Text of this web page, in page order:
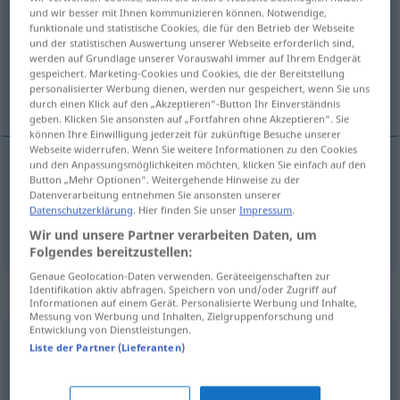
Übersicht aller Übersetzungen
(Für mehr Details die Übersetzung anklicken/antippen)
経済, 飲食店
経済 [keizai] Wirtschaft
飲食店 [inshoku-ten] WirtschaftGastwirtschaft
Synonyme für "Wirtschaft"
Handel
und wir besser mit Ihnen kommunizieren können. Notwendige,
funktionale und statistische Cookies, die für den Betrieb der Webseite
und der statistischen Auswertung unserer Webseite erforderlich sind,
werden auf Grundlage unserer Vorauswahl immer auf Ihrem Endgerät
gespeichert. Marketing-Cookies und Cookies, die der Bereitstellung
personalisierter Werbung dienen, werden nur gespeichert, wenn Sie uns
durch einen Klick auf den „Akzeptieren“-Button Ihr Einverständnis
geben. Klicken Sie ansonsten auf „Fortfahren ohne Akzeptieren“. Sie
können Ihre Einwilligung jederzeit für zukünftige Besuche unserer
Webseite widerrufen. Wenn Sie weitere Informationen zu den Cookies
und den Anpassungsmöglichkeiten möchten, klicken Sie einfach auf den
Button „Mehr Optionen“. Weitergehende Hinweise zu der
Datenverarbeitung entnehmen Sie ansonsten unserer
Datenschutzerklärung. Hier finden Sie unserImpressum.
Wir und unsere Partner verarbeiten Daten, um
Folgendes bereitzustellen:
Genaue Geolocation-Daten verwenden. Geräteeigenschaften zur
Identifikation aktiv abfragen. Speichern von und/oder Zugriff auf
Informationen auf einem Gerät. Personalisierte Werbung und Inhalte,
Messung von Werbung und Inhalten, Zielgruppenforschung und
Entwicklung von Dienstleistungen.
Liste der Partner (Lieferanten)